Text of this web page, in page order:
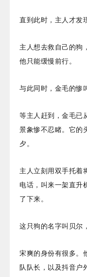
直到此时，主人才发
主人想去救自己的狗
他只能缓慢前行。
与此同时，金毛的惨
等主人赶到，金毛已
景象惨不忍睹。它的
夕。
主人立刻用双手托着
电话，叫来一架直升
了下来。
这只狗的名字叫贝尔
宋爽的身份有很多。
队队长，以及抖音户